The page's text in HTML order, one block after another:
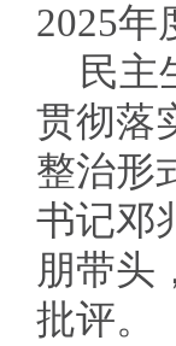
2025年
民主
贯彻落
整治形
书记邓
朋带头
批评。